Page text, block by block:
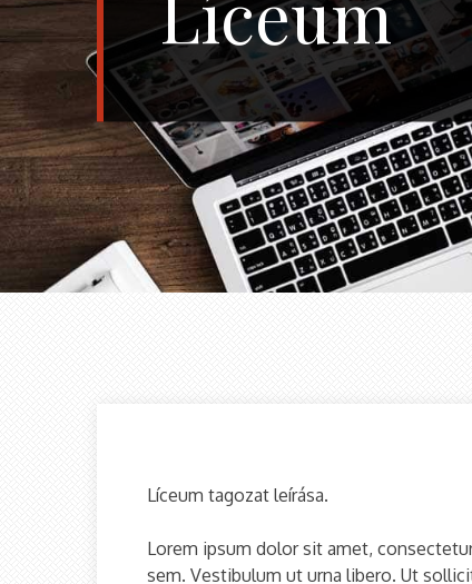
Líceum tagozat leírása.
Lorem ipsum dolor sit amet,
sem. Vestibulum ut urna libero. Ut